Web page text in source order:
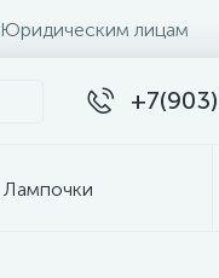
Юридическим лицам
Лампочки